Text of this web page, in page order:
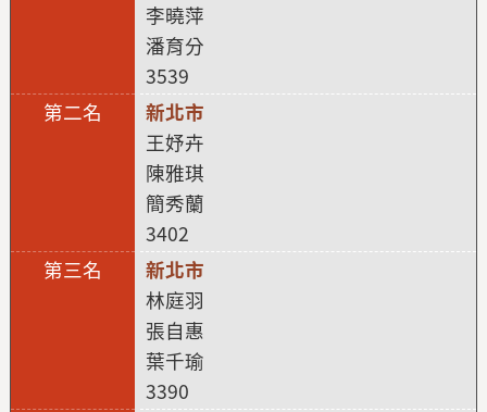
李曉萍
潘育分
3539
新北市
王妤卉
陳雅琪
簡秀蘭
3402
新北市
林庭羽
張自惠
葉千瑜
3390